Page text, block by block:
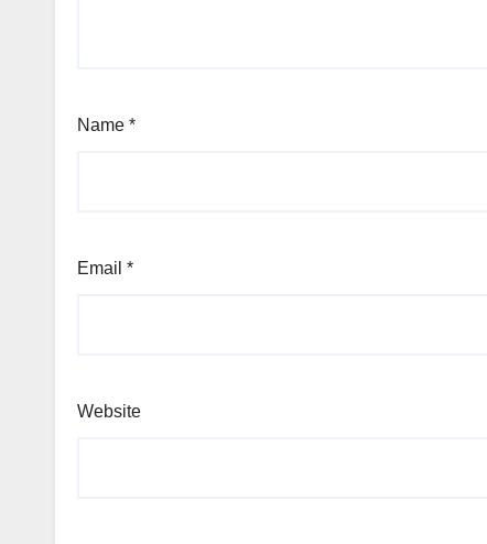
Name *
Email *
Website